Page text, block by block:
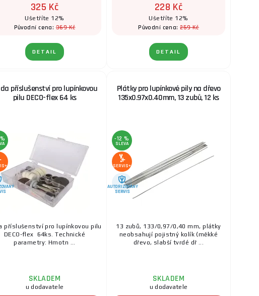
325 Kč
Ušetříte 12%
Původní cena:369 Kč
DETAIL
228 Kč
Ušetříte 12%
Původní cena:259 Kč
DETAIL
příslušenství pro lupínkovou
pilu DECO-flex 64 ks
příslušenství pro lupínkovou pilu
DECO-flex 64ks. Technické
parametry: Hmotn ...
SKLADEM
u dodavatele
Plátky pro lupínkové pily na dřevo
135x0.97x0.40mm, 13 zubů, 12 ks
-12 %
SLEVA
SERVIS+
AUTORIZOVANÝ
SERVIS
13 zubů, 133/0,97/0,40 mm, plátky
neobsahují pojistný kolík (měkké
dřevo, slabší tvrdé dř ...
SKLADEM
u dodavatele